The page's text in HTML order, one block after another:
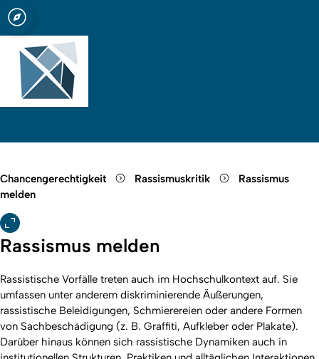
Quicklink-Menü öffnen
Chancengerechtigkeit Rassismuskritik
Rassismus
melden
Rassismus melden
Rassistische Vorfälle treten auch im Hochschulkontext auf. Sie
umfassen unter anderem diskriminierende Äußerungen,
rassistische Beleidigungen, Schmierereien oder andere Formen
von Sachbeschädigung (z. B. Graffiti, Aufkleber oder Plakate).
Darüber hinaus können sich rassistische Dynamiken auch in